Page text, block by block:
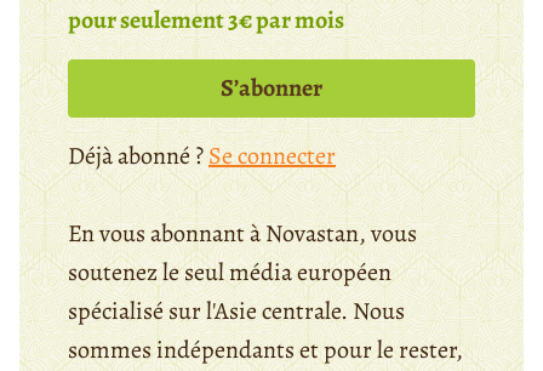
pour seulement 3€ par mois
S’abonner
Déjà abonné ?Se connecter
En vous abonnant à Novastan, vous
soutenez le seul média européen
spécialisé sur l'Asie centrale. Nous
sommes indépendants et pour le rester,